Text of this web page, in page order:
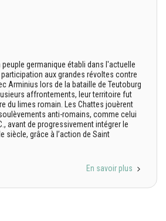
peuple germanique établi dans l'actuelle
aux grandes révoltes contre
Arminius lors de la bataille de Teutoburg
affrontements, leur territoire fut
du limes romain. Les Chattes jouèrent
anti-romains, comme celui
avant de progressivement intégrer le
siècle, grâce à l’action de Saint
En savoir plus